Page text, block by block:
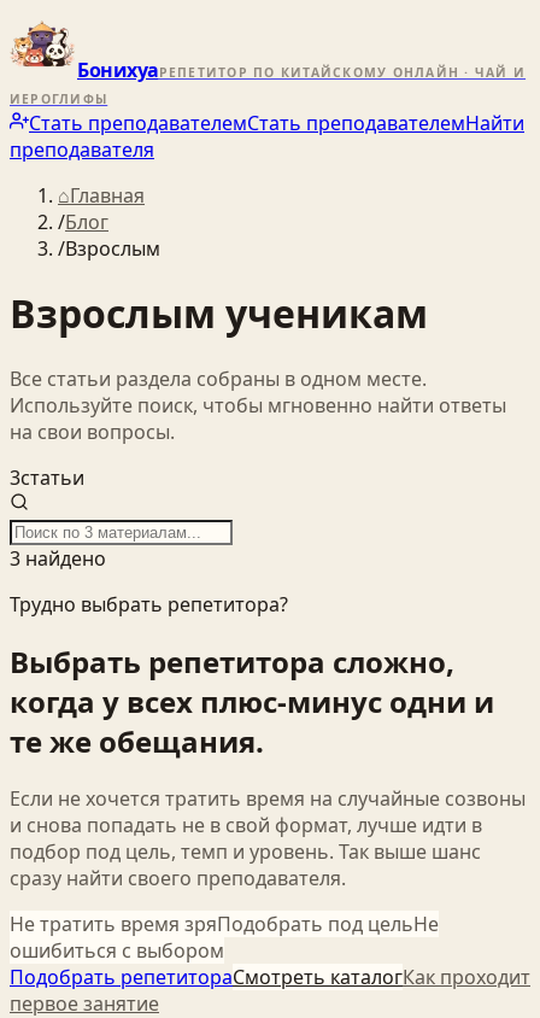
БонихуаРЕПЕТИТОР ПО КИТАЙСКОМУ ОНЛАЙН · ЧАЙ И
ИЕРОГЛИФЫ
Стать преподавателемСтать преподавателемНайти
преподавателя
⌂Главная
/Блог
/Взрослым
Взрослым ученикам
Все статьи раздела собраны в одном месте.
Используйте поиск, чтобы мгновенно найти ответы
на свои вопросы.
3статьи
3 найдено
Трудно выбрать репетитора?
Выбрать репетитора сложно,
когда у всех плюс-минус одни и
те же обещания.
Если не хочется тратить время на случайные созвоны
и снова попадать не в свой формат, лучше идти в
подбор под цель, темп и уровень. Так выше шанс
сразу найти своего преподавателя.
Не тратить время зряПодобрать под цельНе
ошибиться с выбором
Подобрать репетитораСмотреть каталогКак проходит
первое занятие